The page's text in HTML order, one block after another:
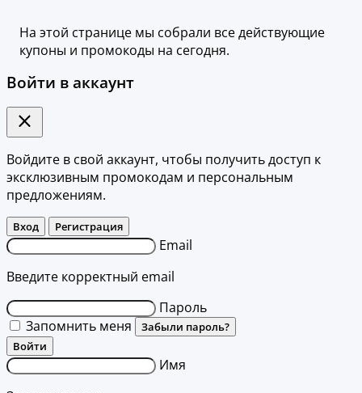
На этой странице мы собрали все действующие
купоны и промокоды на сегодня.
Войти в аккаунт
Войдите в свой аккаунт, чтобы получить доступ к
эксклюзивным промокодам и персональным
предложениям.
Вход Регистрация
Email
Введите корректный email
Пароль
Запомнить меня
Забыли пароль?
Войти
Имя